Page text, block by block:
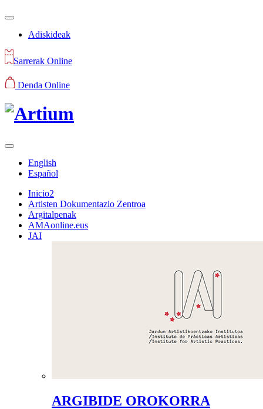
Adiskideak
Sarrerak Online
Denda Online
English
Español
Inicio2
Artisten Dokumentazio Zentroa
Argitalpenak
AMAonline.eus
JAI
ARGIBIDE OROKORRA